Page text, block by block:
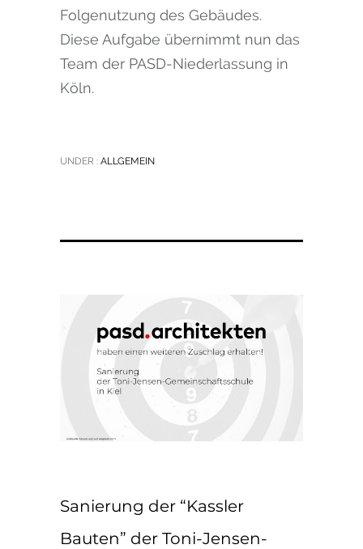
Folgenutzung des Gebäudes.
Diese Aufgabe übernimmt nun das
Team der PASD-Niederlassung in
Köln.
UNDER : ALLGEMEIN
Sanierung der “Kassler
Bauten” der Toni-Jensen-